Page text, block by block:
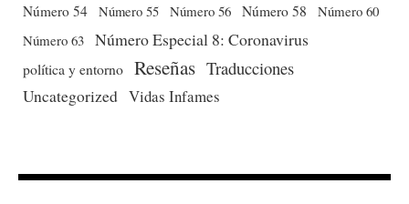
Número 54 Número 55 Número 56 Número 58
Número 60
Número 63 Número Especial 8: Coronavirus
política y entorno Reseñas Traducciones
Uncategorized Vidas Infames